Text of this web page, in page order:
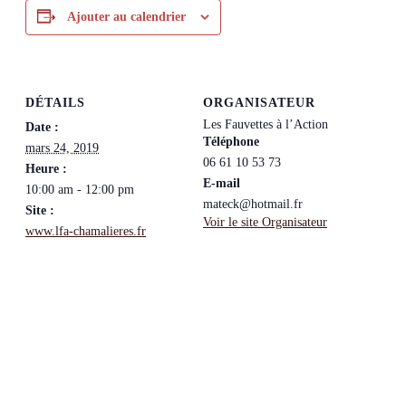
Ajouter au calendrier
DÉTAILS
Date :
mars 24, 2019
Heure :
10:00 am - 12:00 pm
Site :
www.lfa-chamalieres.fr
ORGANISATEUR
Les Fauvettes à l’Action
Téléphone
06 61 10 53 73
E-mail
mateck@hotmail.fr
Voir le site Organisateur